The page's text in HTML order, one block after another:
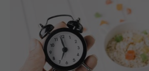
Ora la care mănânci, impact